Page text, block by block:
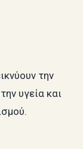
την
υγεία και